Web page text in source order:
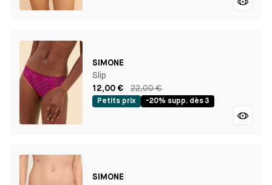
SIMONE
Slip
12,00 €
22,00 €
Petits prix -20% supp. dès 3
SIMONE